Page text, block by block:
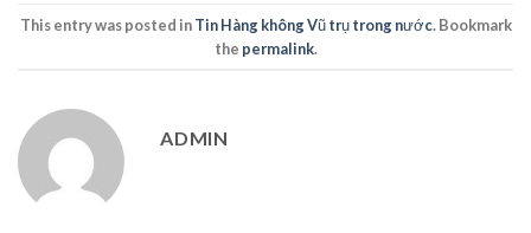
This entry was posted inTin Hàng không Vũ trụ trong nước. Bookmark
the permalink.
ADMIN